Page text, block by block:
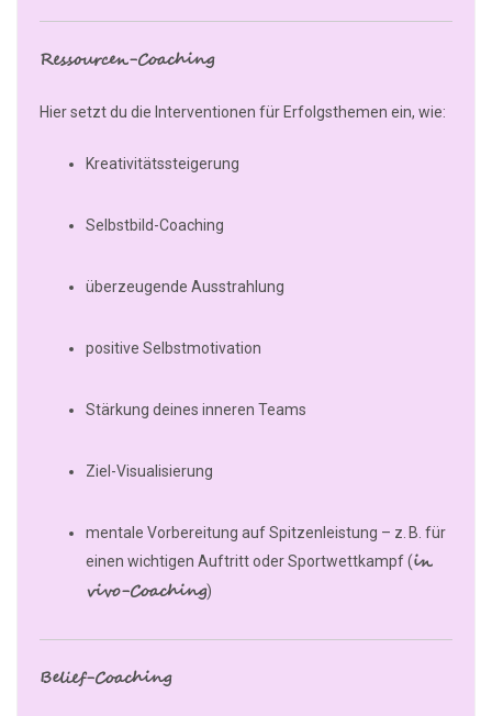
Ressourcen-Coaching
Hier setzt du die Interventionen für Erfolgsthemen ein, wie:
Kreativitätssteigerung
Selbstbild-Coaching
überzeugende Ausstrahlung
positive Selbstmotivation
Stärkung deines inneren Teams
Ziel-Visualisierung
mentale Vorbereitung auf Spitzenleistung – z. B. für
einen wichtigen Auftritt oder Sportwettkampf (in
vivo-Coaching)
Belief-Coaching